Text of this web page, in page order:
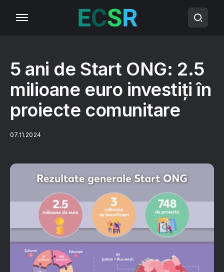
5 ani de Start ONG: 2.5
milioane euro investiți în
proiecte comunitare
07.11.2024